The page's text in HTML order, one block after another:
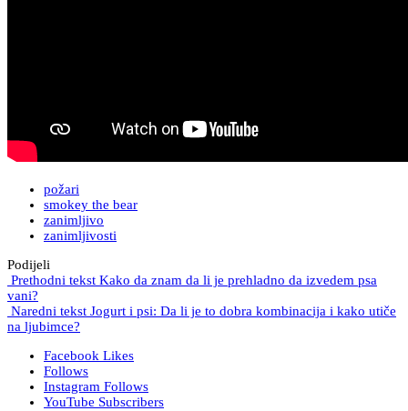
požari
smokey the bear
zanimljivo
zanimljivosti
Podijeli
Prethodni tekst Kako da znam da li je prehladno da izvedem psa
vani?
Naredni tekst Jogurt i psi: Da li je to dobra kombinacija i kako utiče
na ljubimce?
Facebook Likes
Follows
Instagram Follows
YouTube Subscribers